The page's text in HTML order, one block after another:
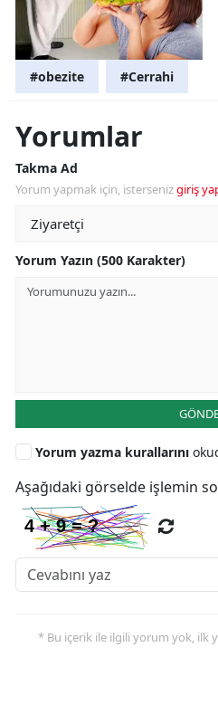
#obezite #Cerrahi
Yorumlar
Takma Ad
Yorum yapmak için, istersenizgiriş
Yorum Yazın (500 Karakter)
Yorum yazma kurallarını
Aşağıdaki görselde işlemin
* Bu içerik ile ilgili yorum yok, ilk